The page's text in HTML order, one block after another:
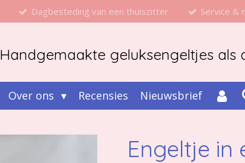
Dagbesteding van een thuiszitter Service &
Handgemaakte geluksengeltjes
Over ons Recensies Nieuwsbrief
Engeltje in